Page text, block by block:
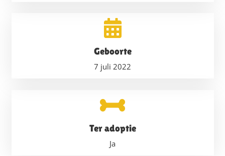
Geboorte
7 juli 2022
Ter adoptie
Ja